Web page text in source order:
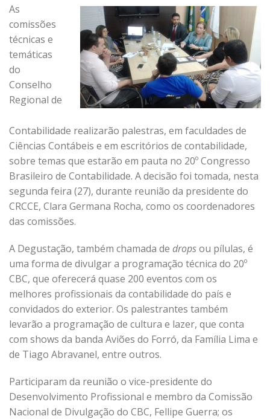
As
comissões
técnicas e
temáticas
do
Conselho
Regional de
Contabilidade realizarão palestras, em faculdades de
Ciências Contábeis e em escritórios de contabilidade,
sobre temas que estarão em pauta no 20º Congresso
Brasileiro de Contabilidade. A decisão foi tomada, nesta
segunda feira (27), durante reunião da presidente do
CRCCE, Clara Germana Rocha, como os coordenadores
das comissões.
A Degustação, também chamada de dropsou pílulas, é
uma forma de divulgar a programação técnica do 20º
CBC, que oferecerá quase 200 eventos com os
melhores profissionais da contabilidade do país e
convidados do exterior. Os palestrantes também
levarão a programação de cultura e lazer, que conta
com shows da banda Aviões do Forró, da Família Lima e
de Tiago Abravanel, entre outros.
Participaram da reunião o vice-presidente do
Desenvolvimento Profissional e membro da Comissão
Nacional de Divulgação do CBC, Fellipe Guerra; os